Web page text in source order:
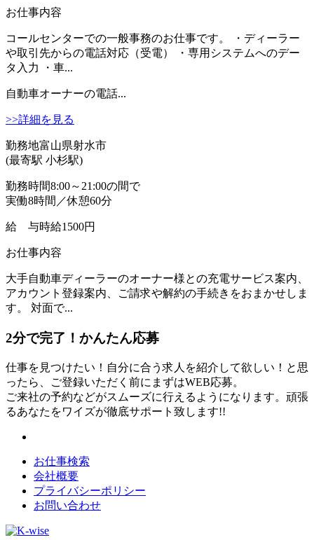
お仕事内容
コールセンターでの一般事務のお仕事です。 ・ディーラー
や取引先からの電話対応（受電） ・専用システムへのデー
タ入力 ・車...
自動車オーナーの電話...
>>詳細を見る
勤務地富山県射水市
(最寄駅 小杉駅)
勤務時間8:00～21:00の間で
実働8時間／休憩60分
給 与時給1500円
お仕事内容
大手自動車ディーラーのオーナー様との充電サービス案内、
アカウント登録案内、ご請求や解約の手続きをおまかせしま
す。 対面で...
2分で完了！かんたん応募
仕事を見つけたい！自分に合う求人を紹介して欲しい！と思
ったら、ご登録いただく前にまずはWEB応募。
ご来社の予約などがスムーズに行えるようになります。頑張
るあなたをワイズが徹底サポート致します!!
お仕事検索
会社概要
プライバシーポリシー
お問い合わせ